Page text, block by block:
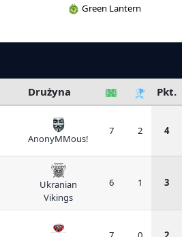
Green Lantern
Drużyna Pkt.
AnonyMMous!
7 2 4
Ukranian
Vikings
6 1 3